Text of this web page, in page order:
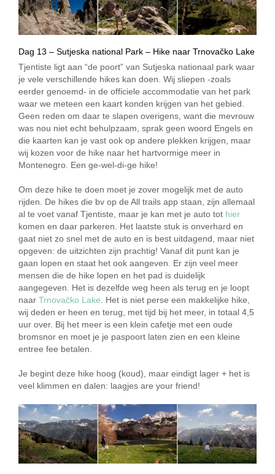
Dag 13 – Sutjeska national Park – Hike naar Trnovačko Lake
Tjentiste ligt aan “de poort” van Sutjeska nationaal park waar
je vele verschillende hikes kan doen. Wij sliepen -zoals
eerder genoemd- in de officiele accommodatie van het park
waar we meteen een kaart konden krijgen van het gebied.
Geen reden om daar te slapen overigens, want die mevrouw
was nou niet echt behulpzaam, sprak geen woord Engels en
die kaarten kan je vast ook op andere plekken krijgen, maar
wij kozen voor de hike naar het hartvormige meer in
Montenegro. Een ge-wel-di-ge hike!
Om deze hike te doen moet je zover mogelijk met de auto
rijden. De hikes die bv op de All trails app staan, zijn allemaal
al te voet vanaf Tjentiste, maar je kan met je auto tot hier
komen en daar parkeren. Het laatste stuk is onverhard en
gaat niet zo snel met de auto en is best uitdagend, maar niet
opgeven: de uitzichten zijn prachtig! Vanaf dit punt kan je
gaan lopen en staat het ook aangeven. Er zijn veel meer
mensen die de hike lopen en het pad is duidelijk
aangegeven. Het is dezelfde weg heen als terug en je loopt
naar Trnovačko Lake . Het is niet perse een makkelijke hike,
wij deden er heen en terug, met tijd bij het meer, in totaal 4,5
uur over. Bij het meer is een klein cafetje met een oude
bromsnor en moet je je paspoort laten zien en een kleine
entree fee betalen.
Je begint deze hike hoog (koud), maar eindigt lager + het is
veel klimmen en dalen: laagjes are your friend!